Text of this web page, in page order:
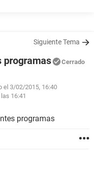
Siguiente Tema
programas Cerrado
el 3/02/2015, 16:40
16:41
programas